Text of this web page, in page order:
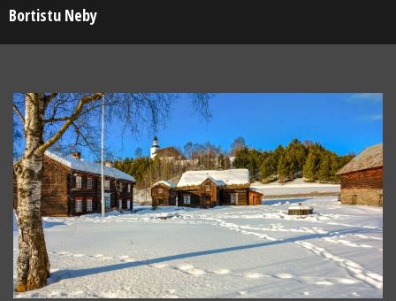
Skip
content
Bortistu Neby